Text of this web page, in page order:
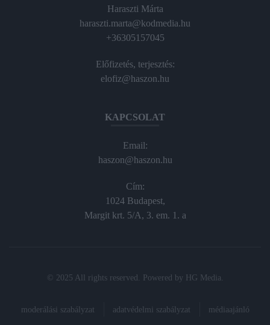
Haraszti Márta
haraszti.marta@kodmedia.hu
+36305157045
Előfizetés, terjesztés:
elofiz@haszon.hu
KAPCSOLAT
Email:
haszon@haszon.hu
Cím:
1024 Budapest,
Margit krt. 5/A, 3. em. 1. a
© 2025 All rights reserved. Powered by HG Media
moderálási szabályzat adatvédelmi szabályzat médiaajánló